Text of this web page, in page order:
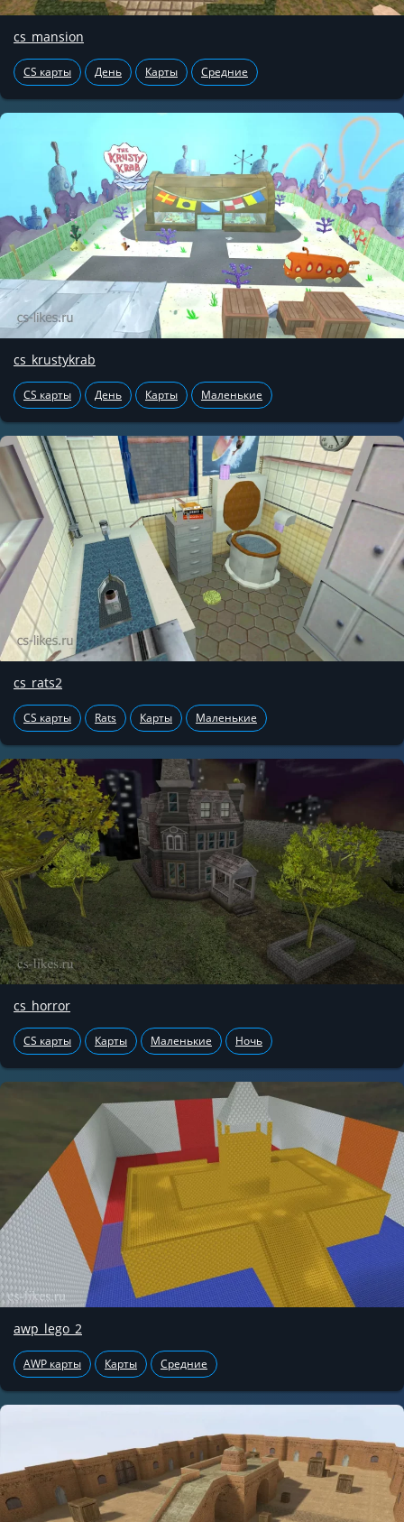
cs_mansion
CS карты День Карты Средние
cs_krustykrab
CS карты День Карты Маленькие
cs_rats2
CS карты Rats Карты Маленькие
cs_horror
CS карты Карты Маленькие Ночь
awp_lego_2
AWP карты Карты Средние